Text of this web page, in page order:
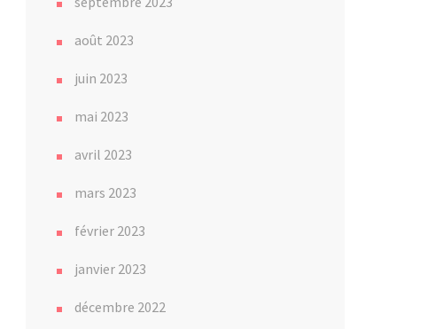
août 2023
juin 2023
mai 2023
avril 2023
mars 2023
février 2023
janvier 2023
décembre 2022